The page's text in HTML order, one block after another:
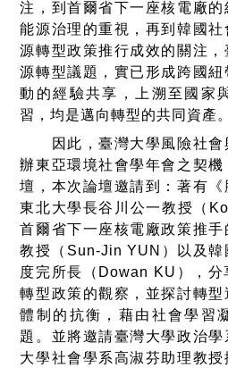
注，到首爾省下一座核電廠
能源治理的重視，再到韓國
源轉型政策推行成效的關注
源轉型議題，實已形成跨國
動的經驗共享，上溯至國家
習，均是邁向轉型的共同資產。
因此，臺灣大學風險社會
辦東亞環境社會學年會之契
壇，本次論壇邀請到：著有
東北大學長谷川公一教授（
首爾省下一座核電廠政策推
教授（Sun-Jin YUN）以及
度完所長（Dowan KU），
轉型政策的觀察，並探討轉
體制的抗衡，藉由社會學習
題。並將邀請臺灣大學政治
大學社會學系高淑芬助理教